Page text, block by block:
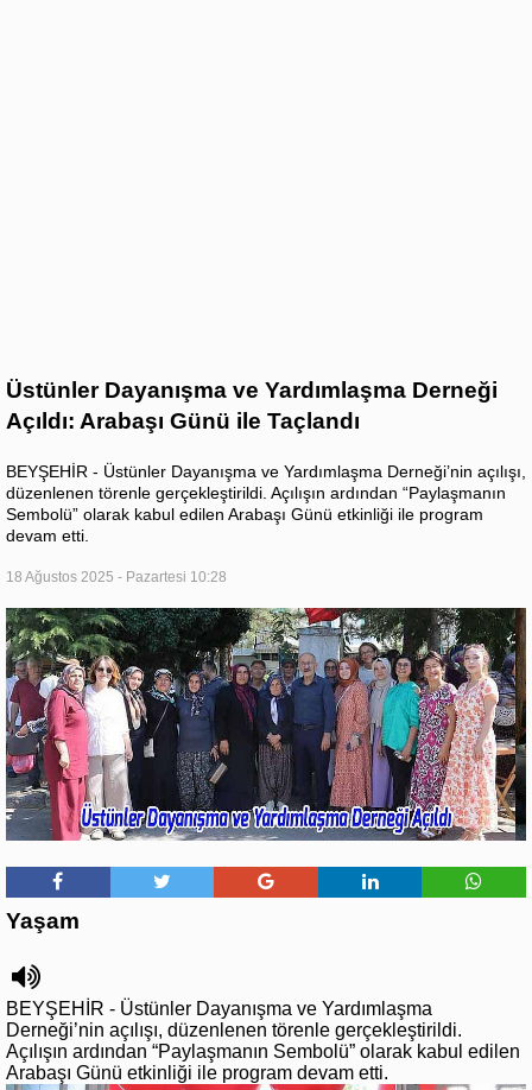
Üstünler Dayanışma ve Yardımlaşma Derneği
Açıldı: Arabaşı Günü ile Taçlandı
BEYŞEHİR - Üstünler Dayanışma ve Yardımlaşma Derneği’nin açılışı,
düzenlenen törenle gerçekleştirildi. Açılışın ardından “Paylaşmanın
Sembolü” olarak kabul edilen Arabaşı Günü etkinliği ile program
devam etti.
18 Ağustos 2025 - Pazartesi 10:28
Yaşam
BEYŞEHİR - Üstünler Dayanışma ve Yardımlaşma
Derneği’nin açılışı, düzenlenen törenle gerçekleştirildi.
Açılışın ardından “Paylaşmanın Sembolü” olarak kabul edilen
Arabaşı Günü etkinliği ile program devam etti.